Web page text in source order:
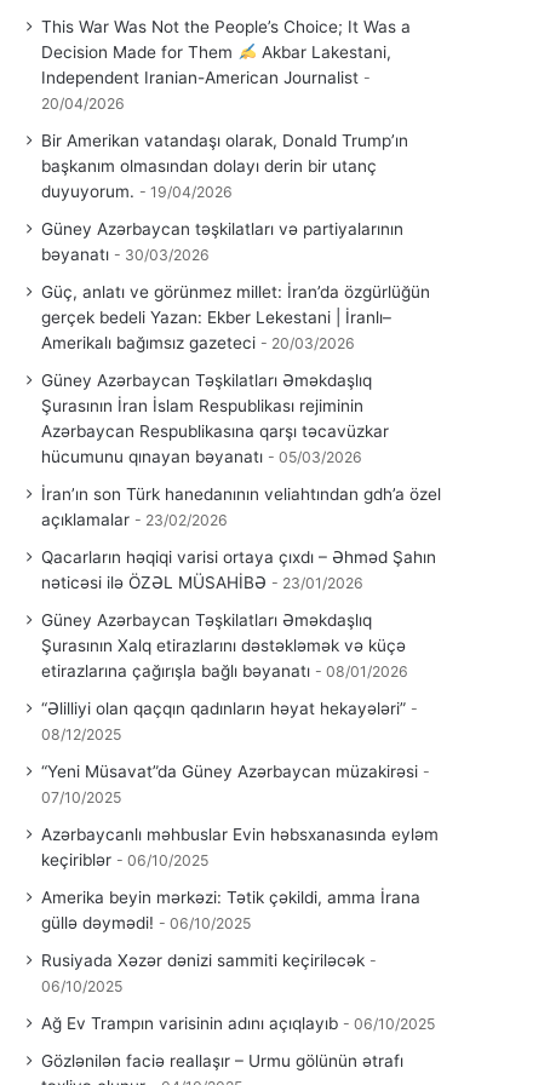
This War Was Not the People’s Choice; It Was a
Decision Made for Them
Akbar Lakestani,
Independent Iranian-American Journalist
20/04/2026
Bir Amerikan vatandaşı olarak, Donald Trump’ın
başkanım olmasından dolayı derin bir utanç
duyuyorum.
19/04/2026
Güney Azərbaycan təşkilatları və partiyalarının
bəyanatı
30/03/2026
Güç, anlatı ve görünmez millet: İran’da özgürlüğün
gerçek bedeli Yazan: Ekber Lekestani | İranlı–
Amerikalı bağımsız gazeteci
20/03/2026
Güney Azərbaycan Təşkilatları Əməkdaşlıq
Şurasının İran İslam Respublikası rejiminin
Azərbaycan Respublikasına qarşı təcavüzkar
hücumunu qınayan bəyanatı
05/03/2026
İran’ın son Türk hanedanının veliahtından gdh’a özel
açıklamalar
23/02/2026
Qacarların həqiqi varisi ortaya çıxdı – Əhməd Şahın
nəticəsi ilə ÖZƏL MÜSAHİBƏ
23/01/2026
Güney Azərbaycan Təşkilatları Əməkdaşlıq
Şurasının Xalq etirazlarını dəstəkləmək və küçə
etirazlarına çağırışla bağlı bəyanatı
08/01/2026
“Əlilliyi olan qaçqın qadınların həyat hekayələri”
08/12/2025
“Yeni Müsavat”da Güney Azərbaycan müzakirəsi
07/10/2025
Azərbaycanlı məhbuslar Evin həbsxanasında eyləm
keçiriblər
06/10/2025
Amerika beyin mərkəzi: Tətik çəkildi, amma İrana
güllə dəymədi!
06/10/2025
Rusiyada Xəzər dənizi sammiti keçiriləcək
06/10/2025
Ağ Ev Trampın varisinin adını açıqlayıb 06/10/2025
Gözlənilən faciə reallaşır – Urmu gölünün ətrafı